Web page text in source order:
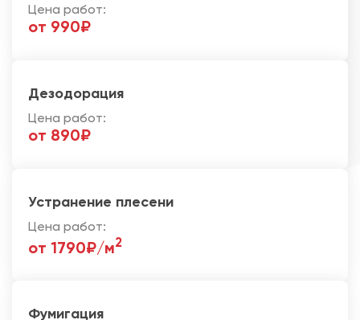
Цена работ:
от 990₽
Дезодорация
Цена работ:
от 890₽
Устранение плесени
Цена работ:
от 1790₽/м2
Фумигация